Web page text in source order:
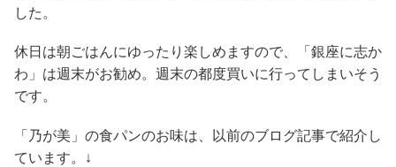
した。
休日は朝ごはんにゆったり楽しめますので、「銀座に志か
わ」は週末がお勧め。週末の都度買いに行ってしまいそう
です。
「乃が美」の食パンのお味は、以前のブログ記事で紹介し
ています。↓